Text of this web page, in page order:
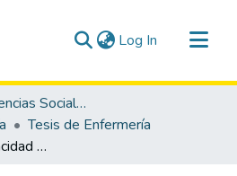
Log In (current)
Facultad de Ciencias Sociales y de la Salud
Tesis de Enfermería
Valoración de la capacidad funcional y dependencia de los adultos mayores de la comuna Barcelona. Manglaralto 2021